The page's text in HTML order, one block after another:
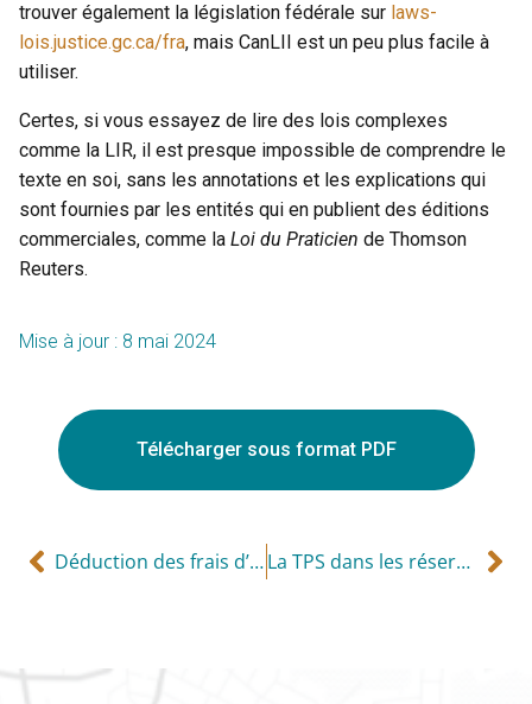
trouver également la législation fédérale sur laws-
lois.justice.gc.ca/fra, mais CanLII est un peu plus facile à
utiliser.
Certes, si vous essayez de lire des lois complexes
comme la LIR, il est presque impossible de comprendre le
texte en soi, sans les annotations et les explications qui
sont fournies par les entités qui en publient des éditions
commerciales, comme la Loi du Praticien de Thomson
Reuters.
Mise à jour : 8 mai 2024
Télécharger sous format PDF
Déduction des frais d’intérêts La TPS dans les réserves des premières nations